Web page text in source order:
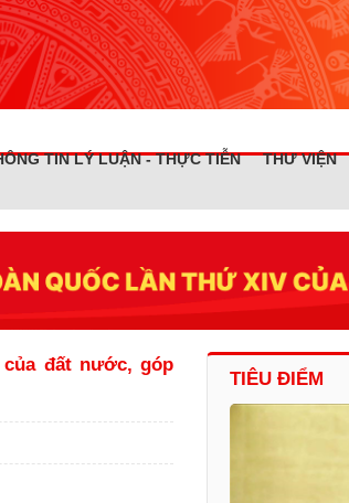
TIN LÝ LUẬN - THỰC TIỄN THƯ VIỆN
đất nước, góp
TIÊU ĐIỂM